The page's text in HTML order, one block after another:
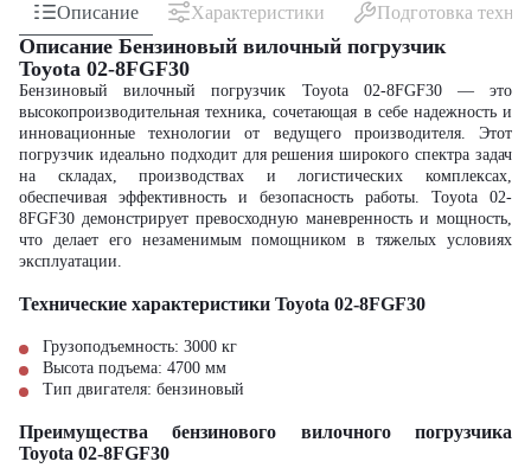
Описание Характеристики Подготовка
Описание Бензиновый вилочный погрузчик
Toyota 02-8FGF30
Бензиновый вилочный погрузчик Toyota 02-8FGF30 — это
высокопроизводительная техника, сочетающая в себе надежность и
инновационные технологии от ведущего производителя. Этот
погрузчик идеально подходит для решения широкого спектра задач
на складах, производствах и логистических комплексах,
обеспечивая эффективность и безопасность работы. Toyota 02-
8FGF30 демонстрирует превосходную маневренность и мощность,
что делает его незаменимым помощником в тяжелых условиях
эксплуатации.
Технические характеристики Toyota 02-8FGF30
Грузоподъемность: 3000 кг
Высота подъема: 4700 мм
Тип двигателя: бензиновый
Преимущества бензинового вилочного погрузчика
Toyota 02-8FGF30